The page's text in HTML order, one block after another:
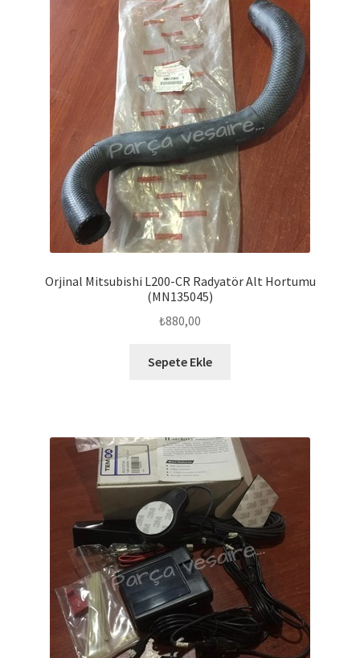
Orjinal Mitsubishi L200-CR Radyatör Alt Hortumu
(MN135045)
₺880,00
Sepete Ekle